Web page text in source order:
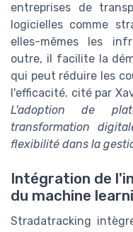
entreprises de
logicielles comme
elles-mêmes les
outre, il facilite la
qui peut réduire les
l'efficacité. cité par
L'adoption de
transformation
flexibilité dans la
Intégration de
du machine
Stradatracking